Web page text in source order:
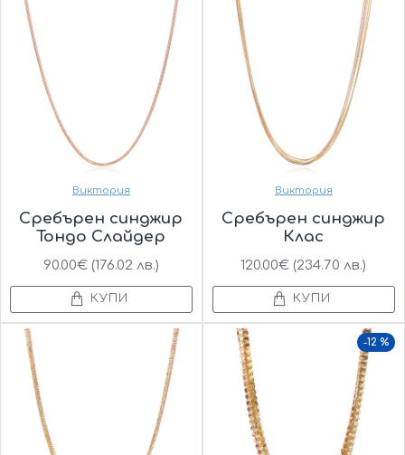
Виктория
Сребърен синджир
Тондо Слайдер
90.00€ (176.02 лв.)
КУПИ
Виктория
Сребърен синджир
Клас
120.00€ (234.70 лв.)
КУПИ
-12 %